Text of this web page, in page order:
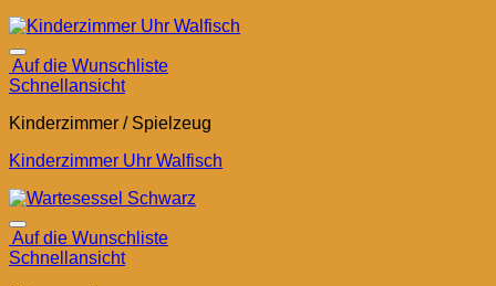
Auf die Wunschliste
Schnellansicht
Kinderzimmer / Spielzeug
Kinderzimmer Uhr Walfisch
Auf die Wunschliste
Schnellansicht